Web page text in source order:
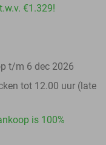
€1.329!
t/m 6 dec 2026
tot 12.00 uur (late
is 100%